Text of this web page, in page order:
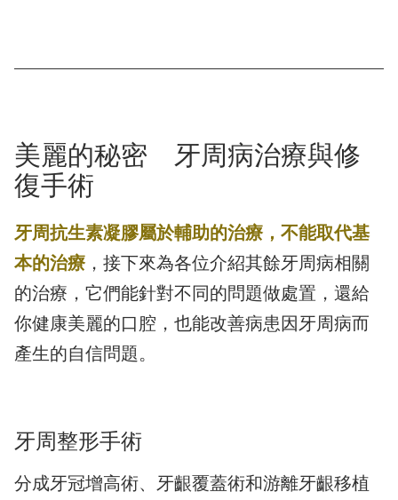
美麗的秘密 牙周病治療與修
復手術
牙周抗生素凝膠屬於輔助的治療，不能取代基
本的治療 ，接下來為各位介紹其餘牙周病相關
的治療，它們能針對不同的問題做處置，還給
你健康美麗的口腔，也能改善病患因牙周病而
產生的自信問題。
牙周整形手術
分成牙冠增高術、牙齦覆蓋術和游離牙齦移植